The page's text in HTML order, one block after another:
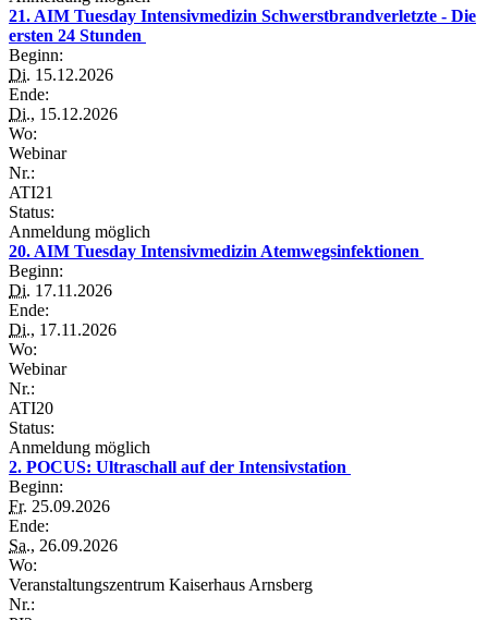
21. AIM Tuesday Intensivmedizin Schwerstbrandverletzte - Die
ersten 24 Stunden
Beginn:
Di. 15.12.2026
Ende:
Di., 15.12.2026
Wo:
Webinar
Nr.:
ATI21
Status:
Anmeldung möglich
20. AIM Tuesday Intensivmedizin Atemwegsinfektionen
Beginn:
Di. 17.11.2026
Ende:
Di., 17.11.2026
Wo:
Webinar
Nr.:
ATI20
Status:
Anmeldung möglich
2. POCUS: Ultraschall auf der Intensivstation
Beginn:
Fr. 25.09.2026
Ende:
Sa., 26.09.2026
Wo:
Veranstaltungszentrum Kaiserhaus Arnsberg
Nr.: